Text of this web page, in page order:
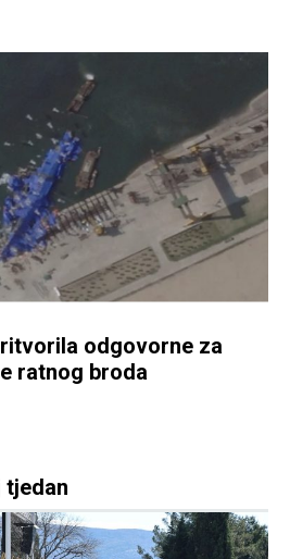
odgovorne za
ratnog broda
tjedan